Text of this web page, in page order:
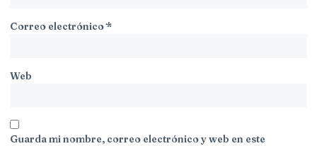
Correo electrónico*
Web
Guarda mi nombre, correo electrónico y web en este